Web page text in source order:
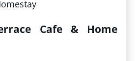
Cafe & Home